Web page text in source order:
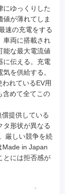
ゆっくりした
値が薄れてしま
速の充電をする
車両に搭載され
能な最大電流値
に伝える。充電
を供給する。
れているEV用
含めて全てこの
提供している
タ形状が異なる
厳しい競争を続
Made in Japan
とには拒否感が